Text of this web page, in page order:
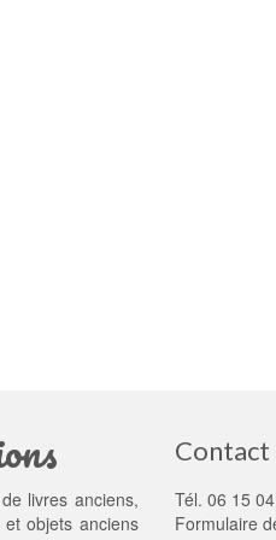
livres anciens,
objets anciens
Contact
Tél. 06 15
Formulaire